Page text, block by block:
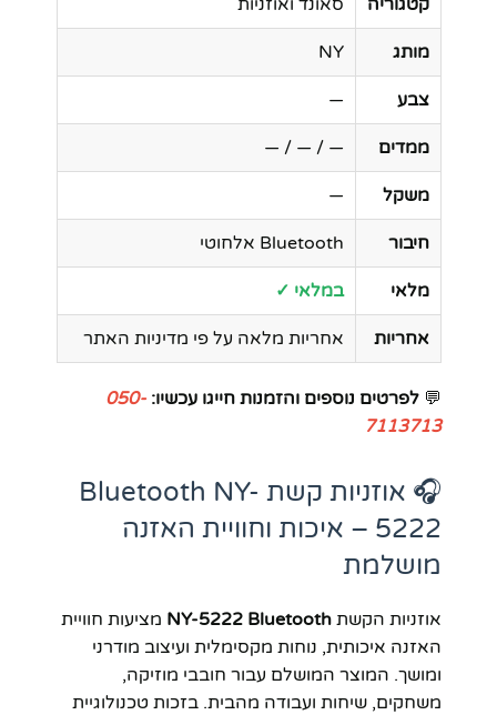
מותג NY
צבע —
ממדים — / — / —
משקל —
חיבור Bluetooth אלחוטי
מלאי במלאי ✓
אחריות אחריות מלאה על פי מדיניות האתר
💬 לפרטים נוספים והזמנות חייגו עכשיו: 050-
7113713
🎧 אוזניות קשת Bluetooth NY-
5222 – איכות וחוויית האזנה
מושלמת
אוזניות הקשת NY-5222 Bluetooth מציעות חוויית
האזנה איכותית, נוחות מקסימלית ועיצוב מודרני
ומושך. המוצר המושלם עבור חובבי מוזיקה,
משחקים, שיחות ועבודה מהבית. בזכות טכנולוגיית